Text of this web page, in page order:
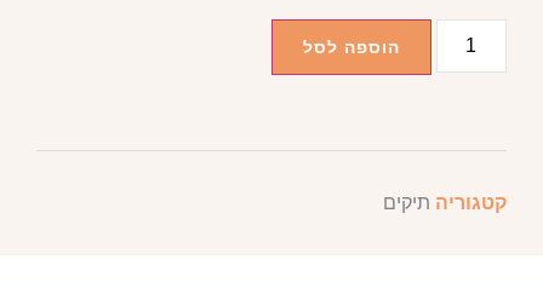
הוספה לסל
קטגוריה תיקים